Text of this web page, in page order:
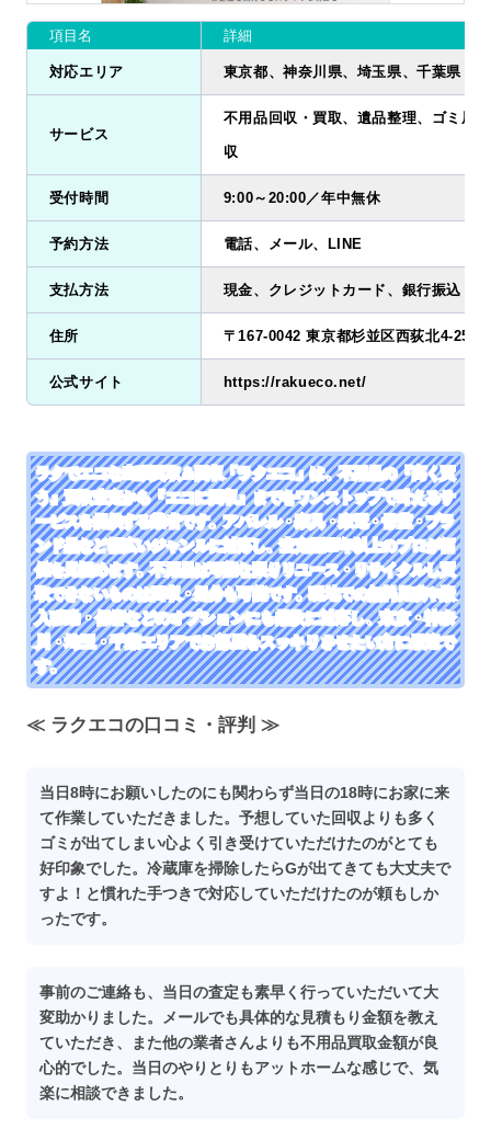
項目名 詳細
対応エリア 東京都、神奈川県、埼玉県、千葉県
サービス
不用品回収・買取、遺品整理、ゴミ屋
収
受付時間 9:00～20:00／年中無休
予約方法 電話、メール、LINE
支払方法 現金、クレジットカード、銀行振込
住所 〒167-0042 東京都杉並区西荻北4-25-3-
公式サイト https://rakueco.net/
ラクでエコな出張買取＆回収「ラクエコ」は、不用品の『高く買
う』買取査定から『エコに回収』までをワンストップで叶えるサ
ービスを提供する業者です。アパレル・家具・家電・骨董・ブラ
ンド品など幅広いジャンルに対応し、査定歴15年以上のプロが価
値を見極めます。不用品は可能な限りリユース・リサイクルし買
取できないものは回収・処分も可能です。現地での無料見積や搬
入移動・保管などのオプションにも柔軟に対応し、東京・神奈
川・埼玉・千葉エリアでお部屋をスッキリさせたい方に最適で
す。
≪ ラクエコの口コミ・評判 ≫
当日8時にお願いしたのにも関わらず当日の18時にお家に来
て作業していただきました。予想していた回収よりも多く
ゴミが出てしまい心よく引き受けていただけたのがとても
好印象でした。冷蔵庫を掃除したらGが出てきても大丈夫で
すよ！と慣れた手つきで対応していただけたのが頼もしか
ったです。
事前のご連絡も、当日の査定も素早く行っていただいて大
変助かりました。メールでも具体的な見積もり金額を教え
ていただき、また他の業者さんよりも不用品買取金額が良
心的でした。当日のやりとりもアットホームな感じで、気
楽に相談できました。